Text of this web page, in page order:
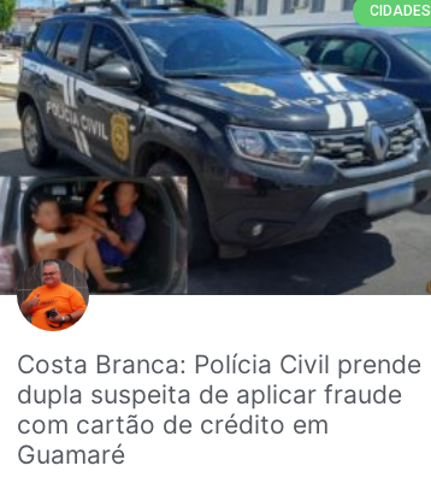
CIDADES
Costa Branca: Polícia Civil prende
dupla suspeita de aplicar fraude
com cartão de crédito em
Guamaré